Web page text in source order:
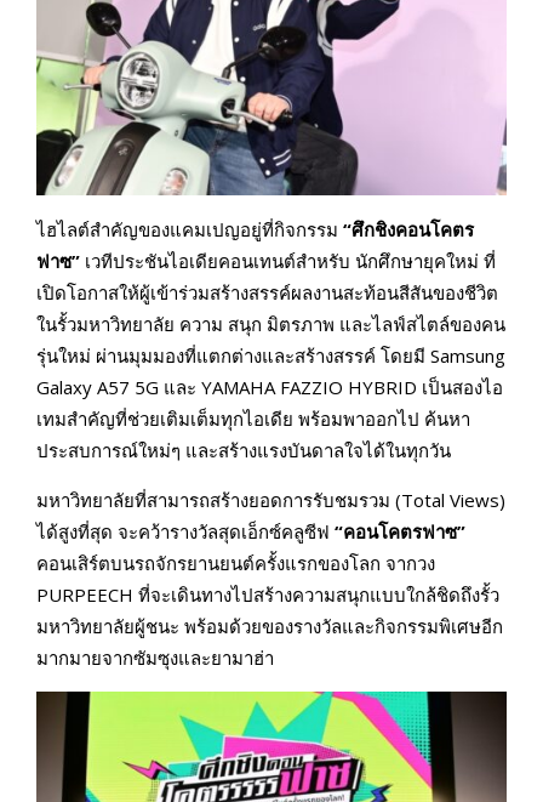
ไฮไลต์สำคัญของแคมเปญอยู่ที่กิจกรรม “ศึกชิงคอนโคตร
ฟาซ” เวทีประชันไอเดียคอนเทนต์สำหรับ นักศึกษายุคใหม่ ที่
เปิดโอกาสให้ผู้เข้าร่วมสร้างสรรค์ผลงานสะท้อนสีสันของชีวิต
ในรั้วมหาวิทยาลัย ความ สนุก มิตรภาพ และไลฟ์สไตล์ของคน
รุ่นใหม่ ผ่านมุมมองที่แตกต่างและสร้างสรรค์ โดยมี Samsung
Galaxy A57 5G และ YAMAHA FAZZIO HYBRID เป็นสองไอ
เทมสำคัญที่ช่วยเติมเต็มทุกไอเดีย พร้อมพาออกไป ค้นหา
ประสบการณ์ใหม่ๆ และสร้างแรงบันดาลใจได้ในทุกวัน
มหาวิทยาลัยที่สามารถสร้างยอดการรับชมรวม (Total Views)
ได้สูงที่สุด จะคว้ารางวัลสุดเอ็กซ์คลูซีฟ “คอนโคตรฟาซ”
คอนเสิร์ตบนรถจักรยานยนต์ครั้งแรกของโลก จากวง
PURPEECH ที่จะเดินทางไปสร้างความสนุกแบบใกล้ชิดถึงรั้ว
มหาวิทยาลัยผู้ชนะ พร้อมด้วยของรางวัลและกิจกรรมพิเศษอีก
มากมายจากซัมซุงและยามาฮ่า